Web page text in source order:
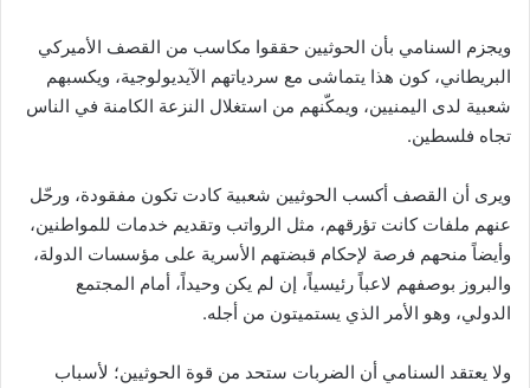
ويجزم السنامي بأن الحوثيين حققوا مكاسب من القصف الأميركي
البريطاني، كون هذا يتماشى مع سردياتهم الآيديولوجية، ويكسبهم
شعبية لدى اليمنيين، ويمكّنهم من استغلال النزعة الكامنة في الناس
تجاه فلسطين.
ويرى أن القصف أكسب الحوثيين شعبية كادت تكون مفقودة، ورحّل
عنهم ملفات كانت تؤرقهم، مثل الرواتب وتقديم خدمات للمواطنين،
وأيضاً منحهم فرصة لإحكام قبضتهم الأسرية على مؤسسات الدولة،
والبروز بوصفهم لاعباً رئيسياً، إن لم يكن وحيداً، أمام المجتمع
الدولي، وهو الأمر الذي يستميتون من أجله.
ولا يعتقد السنامي أن الضربات ستحد من قوة الحوثيين؛ لأسباب